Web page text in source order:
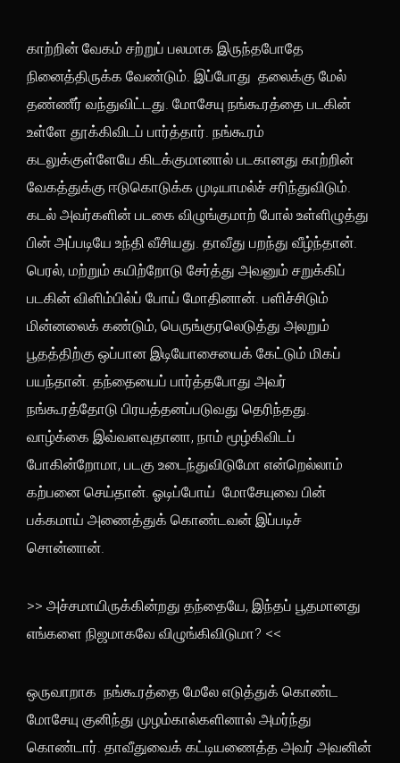
காற்றின் வேகம் சற்றுப் பலமாக இருந்தபோதே
நினைத்திருக்க வேண்டும். இப்போது தலைக்கு மேல்
தண்ணீர் வந்துவிட்டது. மோசேயு நங்கூரத்தை படகின்
உள்ளே தூக்கிவிடப் பார்த்தார். நங்கூரம்
கடலுக்குள்ளேயே கிடக்குமானால் படகானது காற்றின்
வேகத்துக்கு ஈடுகொடுக்க முடியாமல்ச் சரிந்துவிடும்.
கடல் அவர்களின் படகை விழுங்குமாற் போல் உள்ளிழுத்து
பின் அப்படியே உந்தி வீசியது. தாவீது பறந்து வீழ்ந்தான்.
பெரல், மற்றும் கயிற்றோடு சேர்த்து அவனும் சறுக்கிப்
படகின் விளிம்பில்ப் போய் மோதினான். பளிச்சிடும்
மின்னலைக் கண்டும், பெருங்குரலெடுத்து அலறும்
பூதத்திற்கு ஒப்பான இடியோசையைக் கேட்டும் மிகப்
பயந்தான். தந்தையைப் பார்த்தபோது அவர்
நங்கூரத்தோடு பிரயத்தனப்படுவது தெரிந்தது.
வாழ்க்கை இவ்வளவுதானா, நாம் மூழ்கிவிடப்
போகின்றோமா, படகு உடைந்துவிடுமோ என்றெல்லாம்
கற்பனை செய்தான். ஓடிப்போய் மோசேயுவை பின்
பக்கமாய் அணைத்துக் கொண்டவன் இப்படிச்
சொன்னான்.
>> அச்சமாயிருக்கின்றது தந்தையே, இந்தப் பூதமானது
எங்களை நிஜமாகவே விழுங்கிவிடுமா? <<
ஒருவாறாக நங்கூரத்தை மேலே எடுத்துக் கொண்ட
மோசேயு குனிந்து முழம்கால்களினால் அமர்ந்து
கொண்டார். தாவீதுவைக் கட்டியணைத்த அவர் அவனின்